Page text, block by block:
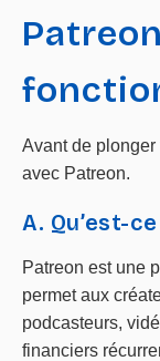
Avant de
avec Patreon.
A. Qu’est-
Patreon est une
permet aux
podcasteurs,
financiers